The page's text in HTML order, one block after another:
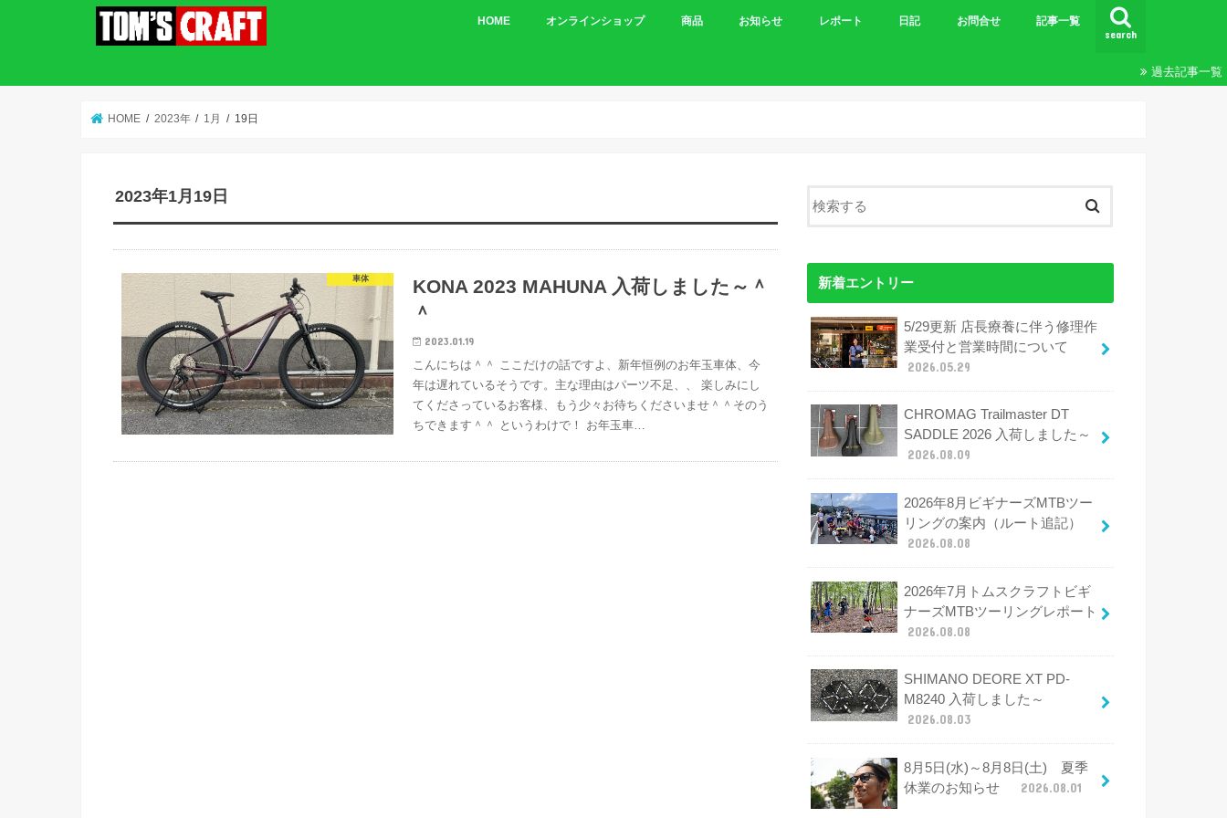
search
HOME オンラインショップ 商品 お知らせ レポート 日記 お問合せ 記事一覧
過去記事一覧
HOME 2023年 1月 19日
2023年1月19日
車体
KONA 2023 MAHUNA 入荷しました～＾
＾
2023.01.19
こんにちは＾＾ ここだけの話ですよ、新年恒例のお年玉車体、今
年は遅れているそうです。主な理由はパーツ不足、、 楽しみにし
てくださっているお客様、もう少々お待ちくださいませ＾＾そのう
ちできます＾＾ というわけで！ お年玉車…
新着エントリー
5/29更新 店長療養に伴う修理作
業受付と営業時間について
2026.05.29
CHROMAG Trailmaster DT
SADDLE 2026 入荷しました～
2026.08.09
2026年8月ビギナーズMTBツー
リングの案内（ルート追記）
2026.08.08
2026年7月トムスクラフトビギ
ナーズMTBツーリングレポート
2026.08.08
SHIMANO DEORE XT PD-
M8240 入荷しました～
2026.08.03
8月5日(水)～8月8日(土) 夏季
休業のお知らせ
2026.08.01